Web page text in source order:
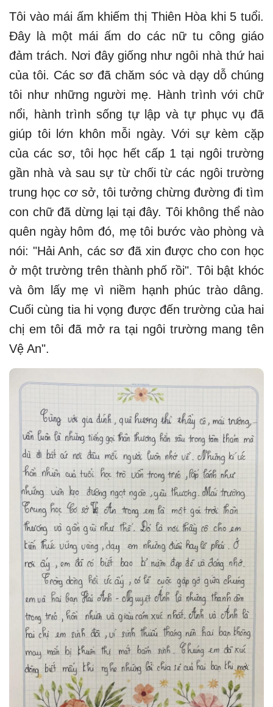
Tôi vào mái ấm khiếm thị Thiên Hòa khi 5 tuổi.
Đây là một mái ấm do các nữ tu công giáo
đảm trách. Nơi đây giống như ngôi nhà thứ hai
của tôi. Các sơ đã chăm sóc và dạy dỗ chúng
tôi như những người mẹ. Hành trình với chữ
nổi, hành trình sống tự lập và tự phục vụ đã
giúp tôi lớn khôn mỗi ngày. Với sự kèm cặp
của các sơ, tôi học hết cấp 1 tại ngôi trường
gần nhà và sau sự từ chối từ các ngôi trường
trung học cơ sở, tôi tưởng chừng đường đi tìm
con chữ đã dừng lại tại đây. Tôi không thể nào
quên ngày hôm đó, mẹ tôi bước vào phòng và
nói: "Hải Anh, các sơ đã xin được cho con học
ở một trường trên thành phố rồi". Tôi bật khóc
và ôm lấy mẹ vì niềm hạnh phúc trào dâng.
Cuối cùng tia hi vọng được đến trường của hai
chị em tôi đã mở ra tại ngôi trường mang tên
Vệ An".